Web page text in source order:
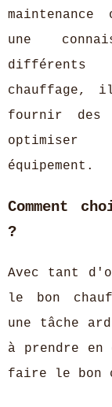
une
différents
chauffage,
fournir des
équipement.
Comment
?
Avec tant
le bon
une tâche
à prendre en
faire le bon